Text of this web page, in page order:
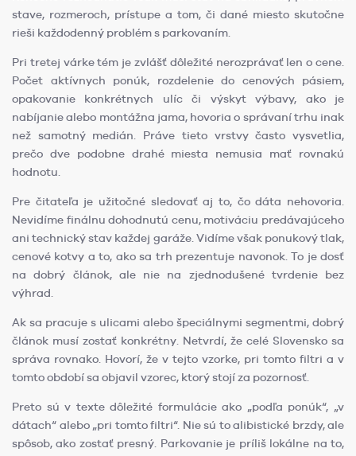
stave, rozmeroch, prístupe a tom, či dané miesto skutočne
rieši každodenný problém s parkovaním.
Pri tretej várke tém je zvlášť dôležité nerozprávať len o cene.
Počet aktívnych ponúk, rozdelenie do cenových pásiem,
opakovanie konkrétnych ulíc či výskyt výbavy, ako je
nabíjanie alebo montážna jama, hovoria o správaní trhu inak
než samotný medián. Práve tieto vrstvy často vysvetlia,
prečo dve podobne drahé miesta nemusia mať rovnakú
hodnotu.
Pre čitateľa je užitočné sledovať aj to, čo dáta nehovoria.
Nevidíme finálnu dohodnutú cenu, motiváciu predávajúceho
ani technický stav každej garáže. Vidíme však ponukový tlak,
cenové kotvy a to, ako sa trh prezentuje navonok. To je dosť
na dobrý článok, ale nie na zjednodušené tvrdenie bez
výhrad.
Ak sa pracuje s ulicami alebo špeciálnymi segmentmi, dobrý
článok musí zostať konkrétny. Netvrdí, že celé Slovensko sa
správa rovnako. Hovorí, že v tejto vzorke, pri tomto filtri a v
tomto období sa objavil vzorec, ktorý stojí za pozornosť.
Preto sú v texte dôležité formulácie ako „podľa ponúk“, „v
dátach“ alebo „pri tomto filtri“. Nie sú to alibistické brzdy, ale
spôsob, ako zostať presný. Parkovanie je príliš lokálne na to,